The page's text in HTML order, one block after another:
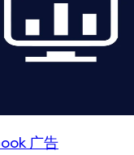
广告